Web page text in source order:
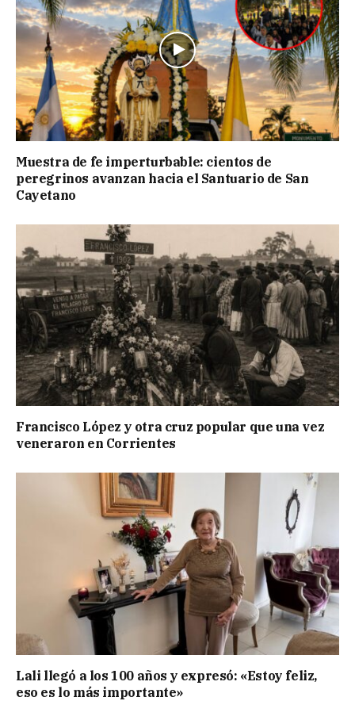
Muestra de fe imperturbable: cientos de
peregrinos avanzan hacia el Santuario de San
Cayetano
Francisco López y otra cruz popular que una vez
veneraron en Corrientes
Lali llegó a los 100 años y expresó: «Estoy feliz,
eso es lo más importante»